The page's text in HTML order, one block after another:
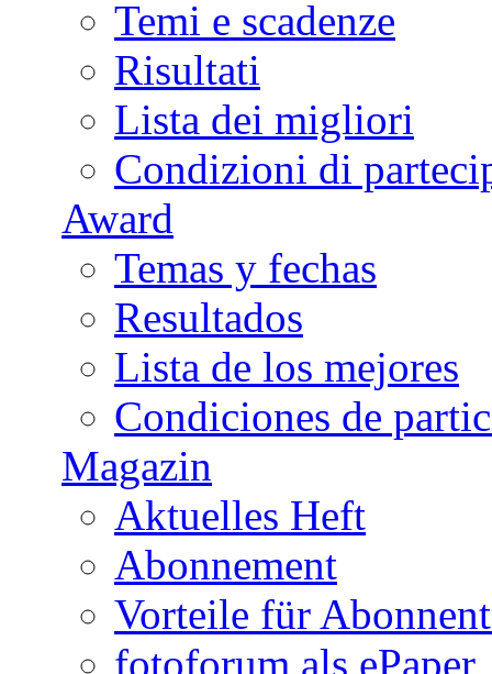
Temi e scadenze
Risultati
Lista dei migliori
Condizioni di
Award
Temas y fechas
Resultados
Lista de los mejores
Condiciones de
Magazin
Aktuelles Heft
Abonnement
Vorteile für
fotoforum als ePaper